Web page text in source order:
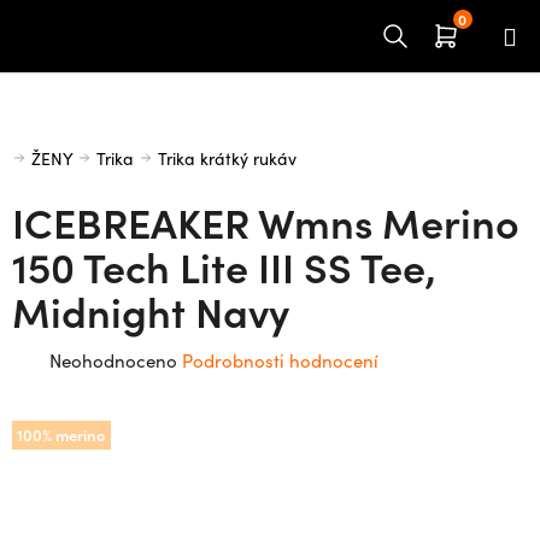
Domů
ŽENY Trika Trika krátký rukáv
ICEBREAKER Wmns Merino
150 Tech Lite III SS Tee,
Midnight Navy
Průměrné
produktu
je
Neohodnoceno Podrobnosti hodnocení
100% merino